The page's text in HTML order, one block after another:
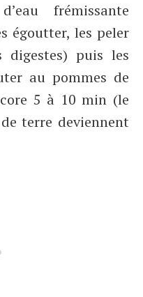
frémissante
égoutter, les peler
puis les
au pommes de
5 à 10 min (le
terre deviennent